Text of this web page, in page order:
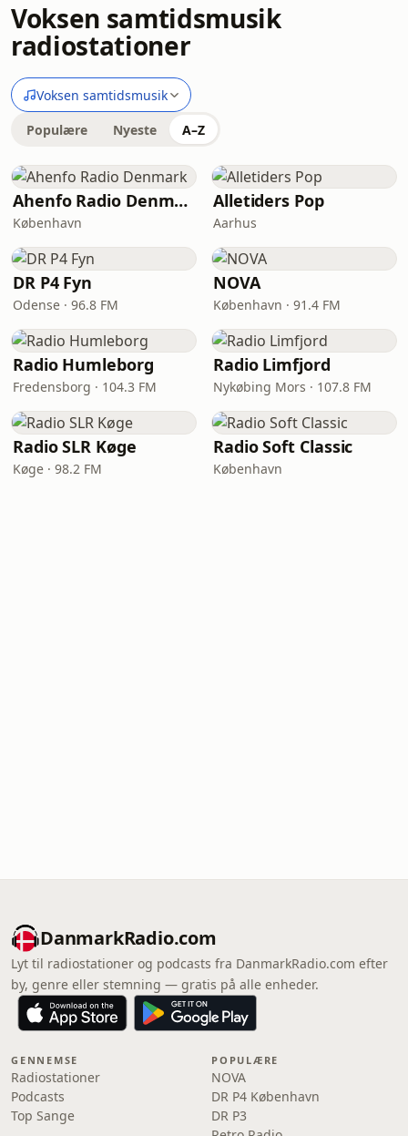
Voksen samtidsmusik
radiostationer
Voksen samtidsmusik
Populære Nyeste A–Z
Ahenfo Radio Denmark
København
Alletiders Pop
Aarhus
DR P4 Fyn
Odense · 96.8 FM
NOVA
København · 91.4 FM
Radio Humleborg
Fredensborg · 104.3 FM
Radio Limfjord
Nykøbing Mors · 107.8 FM
Radio SLR Køge
Køge · 98.2 FM
Radio Soft Classic
København
DanmarkRadio.com
Lyt til radiostationer og podcasts fra DanmarkRadio.com efter
by, genre eller stemning — gratis på alle enheder.
GENNEMSE
Radiostationer
Podcasts
Top Sange
POPULÆRE
NOVA
DR P4 København
DR P3